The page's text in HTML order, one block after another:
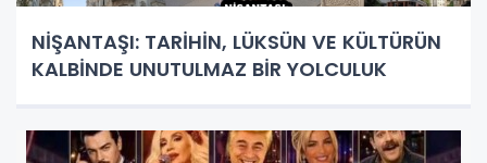
NİŞANTAŞI: TARİHİN, LÜKSÜN VE KÜLTÜRÜN
KALBİNDE UNUTULMAZ BİR YOLCULUK